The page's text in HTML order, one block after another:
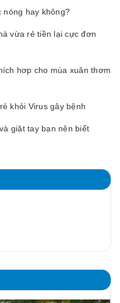
nóng hay không?
vừa rẻ tiền lại cực đơn
hơp cho mùa xuân thơm
khỏi Virus gây bệnh
giặt tay bạn nên biết